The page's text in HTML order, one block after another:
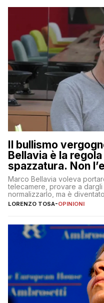
Il bullismo
Bellavia è la
spazzatura. Non
Marco Bellavia voleva
telecamere, provare a
normalizzarlo, ma è
copione
LORENZO TOSA-OPINIONI